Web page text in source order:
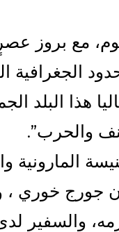
مع بروز عصرٍ
الجغرافية
هذا البلد
والحرب”.
المارونية
جورج خوري ،
والسفير